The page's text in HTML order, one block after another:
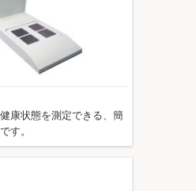
康状態を測定できる、簡
す。